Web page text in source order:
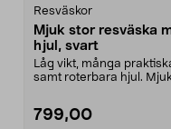
Resväskor
Mjuk stor resväska
hjul, svart
Låg vikt, många
samt roterbara hjul.
799,00